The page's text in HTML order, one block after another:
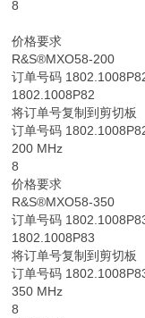
8
价格要求
R&S®MXO58-200
订单号码
1802.1008P82
将订单号复制到剪切板
订单号码
200 MHz
8
价格要求
R&S®MXO58-350
订单号码
1802.1008P83
将订单号复制到剪切板
订单号码
350 MHz
8